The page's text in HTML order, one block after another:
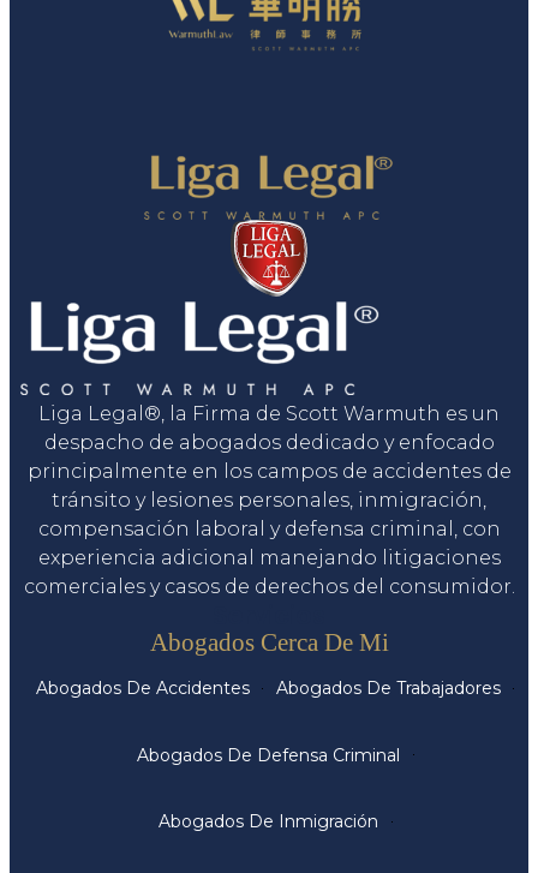
Liga Legal®, la Firma de Scott Warmuth es un
despacho de abogados dedicado y enfocado
principalmente en los campos de accidentes de
tránsito y lesiones personales, inmigración,
compensación laboral y defensa criminal, con
experiencia adicional manejando litigaciones
comerciales y casos de derechos del consumidor.
Abogados Cerca De Mi
Abogados De Accidentes Abogados De Trabajadores
Abogados De Defensa Criminal
Abogados De Inmigración